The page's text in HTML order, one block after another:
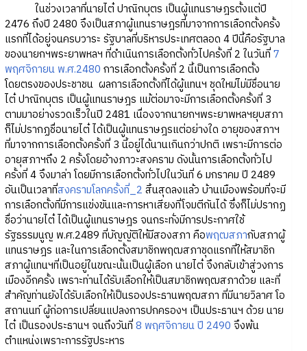
ในช่วงเวลาที่นายไต๋ ปาณิกบุตร เป็นผู้แทนราษฎรตั้งแต่ปี
2476 ถึงปี 2480 จึงเป็นสภาผู้แทนราษฎรที่มาจากการเลือกตั้งครั้ง
แรกที่ได้อยู่จนครบวาระ รัฐบาลที่บริหารประเทศตลอด 4 ปีนี้คือรัฐบาล
ของนายกฯพระยาพหลฯ ที่ดำเนินการเลือกตั้งทั่วไปครั้งที่ 2 ในวันที่7
พฤศจิกายน พ.ศ.2480 การเลือกตั้งครั้งที่ 2 นี้เป็นการเลือกตั้ง
โดยตรงของประชาชน ผลการเลือกตั้งที่ได้ผู้แทนฯ ชุดใหม่ไม่มีชื่อนาย
ไต๋ ปาณิกบุตร เป็นผู้แทนราษฎร แม้ต่อมาจะมีการเลือกตั้งครั้งที่ 3
ตามมาอย่างรวดเร็วในปี 2481 เนื่องจากนายกฯพระยาพหลฯยุบสภา
ก็ไม่ปรากฏชื่อนายไต๋ ได้เป็นผู้แทนราษฎรแต่อย่างใด อายุของสภาฯ
ที่มาจากการเลือกตั้งครั้งที่ 3 นี้อยู่ได้นานเกินกว่าปกติ เพราะมีการต่อ
อายุสภาฯถึง 2 ครั้งโดยอ้างภาวะสงคราม ดังนั้นการเลือกตั้งทั่วไป
ครั้งที่ 4 จึงมาล่า โดยมีการเลือกตั้งทั่วไปในวันที่ 6 มกราคม ปี 2489
อันเป็นเวลาที่สงครามโลกครั้งที่_2 สิ้นสุดลงแล้ว บ้านเมืองพร้อมที่จะมี
การเลือกตั้งที่มีการแข่งขันและการหาเสียงที่โจมตีกันได้ ซึ่งก็ไม่ปรากฏ
ชื่อว่านายไต๋ ได้เป็นผู้แทนราษฎร จนกระทั่งมีการประกาศใช้
รัฐธรรมนูญ พ.ศ.2489 ที่บัญญัติให้มีสองสภา คือพฤฒสภากับสภาผู้
แทนราษฎร และในการเลือกตั้งสมาชิกพฤฒสภาชุดแรกที่ให้สมาชิก
สภาผู้แทนฯที่เป็นอยู่ในขณะนั้นเป็นผู้เลือก นายไต๋ จึงกลับเข้าสู่วงการ
เมืองอีกครั้ง เพราะท่านได้รับเลือกให้เป็นสมาชิกพฤฒสภาด้วย และที่
สำคัญท่านยังได้รับเลือกให้เป็นรองประธานพฤฒสภา ที่มีนายวิลาศ โอ
สถานนท์ ผู้ก่อการเปลี่ยนแปลงการปกครองฯ เป็นประธานฯ ด้วย นาย
ไต๋ เป็นรองประธานฯ จนถึงวันที่8 พฤศจิกายน ปี 2490 จึงพ้น
ตำแหน่งเพราะการรัฐประหาร